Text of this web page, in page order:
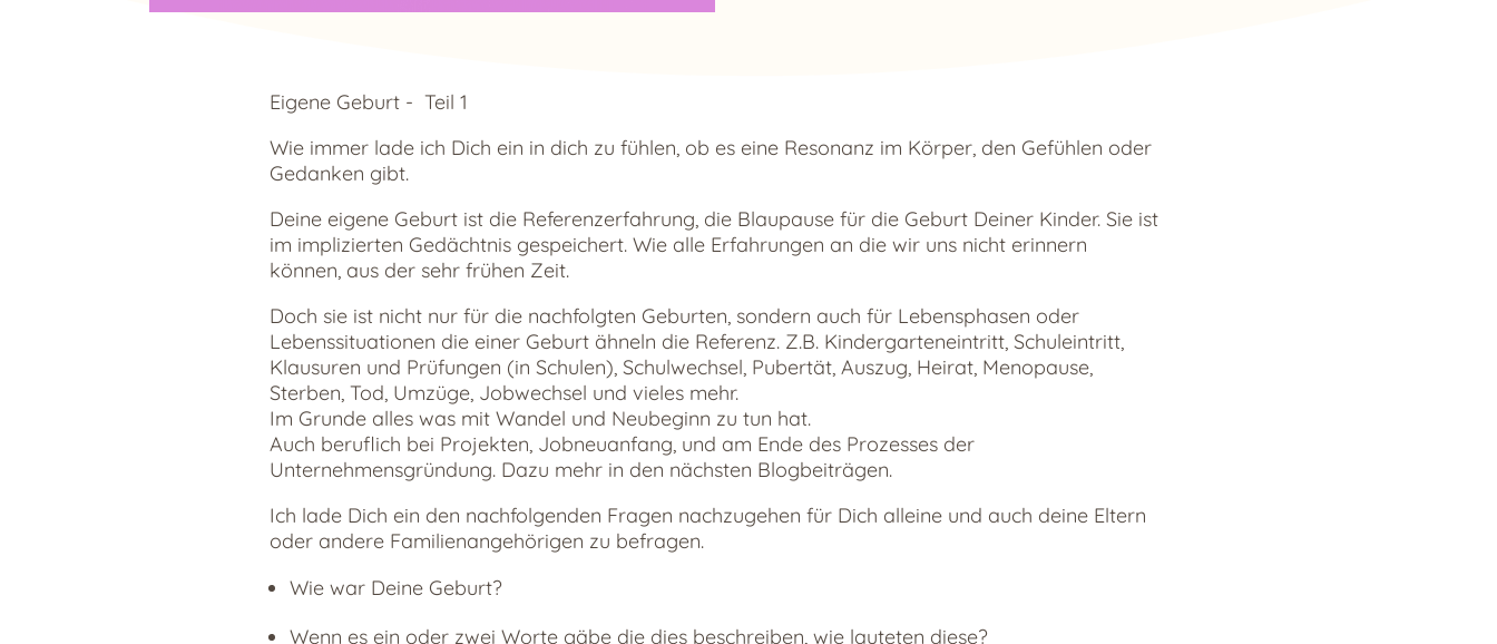
Eigene Geburt - Teil 1
Wie immer lade ich Dich ein in dich zu fühlen, ob es eine Resonanz im Körper, den Gefühlen oder
Gedanken gibt.
Deine eigene Geburt ist die Referenzerfahrung, die Blaupause für die Geburt Deiner Kinder. Sie ist
im implizierten Gedächtnis gespeichert. Wie alle Erfahrungen an die wir uns nicht erinnern
können, aus der sehr frühen Zeit.
Doch sie ist nicht nur für die nachfolgten Geburten, sondern auch für Lebensphasen oder
Lebenssituationen die einer Geburt ähneln die Referenz. Z.B. Kindergarteneintritt, Schuleintritt,
Klausuren und Prüfungen (in Schulen), Schulwechsel, Pubertät, Auszug, Heirat, Menopause,
Sterben, Tod, Umzüge, Jobwechsel und vieles mehr.
Im Grunde alles was mit Wandel und Neubeginn zu tun hat.
Auch beruflich bei Projekten, Jobneuanfang, und am Ende des Prozesses der
Unternehmensgründung. Dazu mehr in den nächsten Blogbeiträgen.
Ich lade Dich ein den nachfolgenden Fragen nachzugehen für Dich alleine und auch deine Eltern
oder andere Familienangehörigen zu befragen.
Wie war Deine Geburt?
Wenn es ein oder zwei Worte gäbe die dies beschreiben, wie lauteten diese?